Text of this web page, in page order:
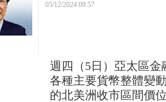
05/12/2024 09:57
週四（5日）亞太區
各種主要貨幣整體變
的北美洲收市區間價